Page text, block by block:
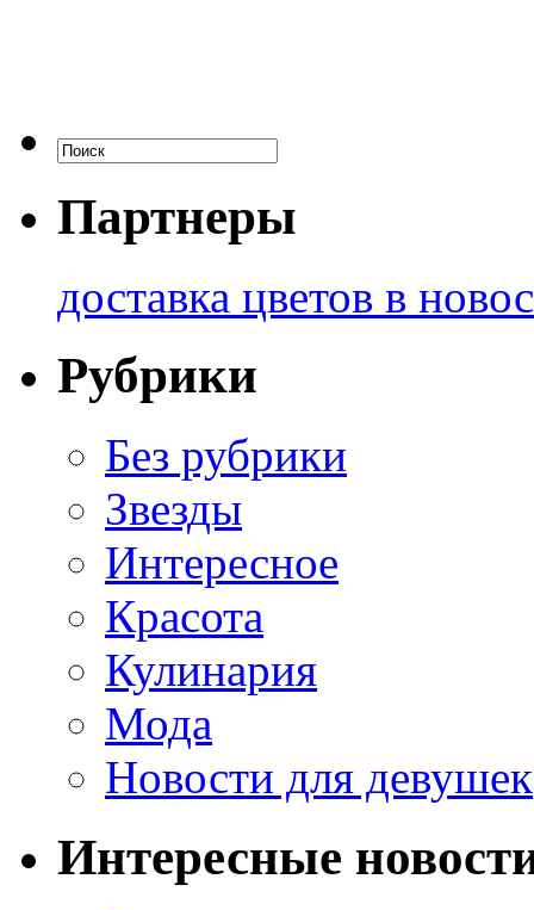
Партнеры
доставка цветов в
Рубрики
Без рубрики
Звезды
Интересное
Красота
Кулинария
Мода
Новости для девушек
Интересные